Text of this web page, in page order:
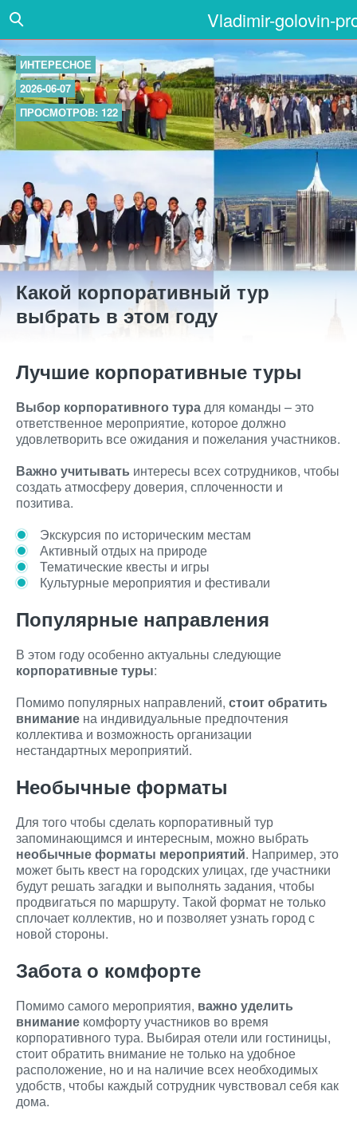
Vladimir-golovin-
ИНТЕРЕСНОЕ
2026-06-07
ПРОСМОТРОВ: 122
Какой корпоративный тур
выбрать в этом году
Лучшие корпоративные туры
Выбор корпоративного турадля команды – это
ответственное мероприятие, которое должно
удовлетворить все ожидания и пожелания участников.
Важно учитывать интересы всех сотрудников, чтобы
создать атмосферу доверия, сплоченности и
позитива.
Экскурсия по историческим местам
Активный отдых на природе
Тематические квесты и игры
Культурные мероприятия и фестивали
Популярные направления
В этом году особенно актуальны следующие
корпоративные туры:
Помимо популярных направлений, стоит обратить
внимание на индивидуальные предпочтения
коллектива и возможность организации
нестандартных мероприятий.
Необычные форматы
Для того чтобы сделать корпоративный тур
запоминающимся и интересным, можно выбрать
необычные форматы мероприятий. Например, это
может быть квест на городских улицах, где участники
будут решать загадки и выполнять задания, чтобы
продвигаться по маршруту. Такой формат не только
сплочает коллектив, но и позволяет узнать город с
новой стороны.
Забота о комфорте
Помимо самого мероприятия, важно уделить
внимание комфорту участников во время
корпоративного тура. Выбирая отели или гостиницы,
стоит обратить внимание не только на удобное
расположение, но и на наличие всех необходимых
удобств, чтобы каждый сотрудник чувствовал себя как
дома.